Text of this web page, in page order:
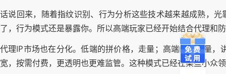
话说回来，随着指纹识别、行为分析这些技术越来越成熟，
了，行为模式还是暴露你。所以高端玩家已经开始结合代理和
代理IP市场也在分化。低端的拼价格，走量；高端的拼质量
宽，按需付费，更透明也更难监管。这种模式已经在某些小众